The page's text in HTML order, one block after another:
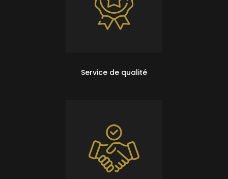
Service de qualité